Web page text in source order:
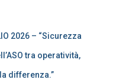
2026 – “Sicurezza
tra operatività,
differenza.”